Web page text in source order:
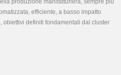
produzione manifatturiera, sempre più
efficiente, a basso impatto
obiettivi definiti fondamentali dal cluster